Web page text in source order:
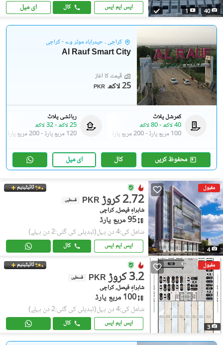
40
1 ایس ایم ایس کال ای میل
کراچی ۔ حیدرآباد موٹر وے - کراچی
Al Rauf Smart City
قیمت کا آغاز
PKR 25 لاکھ
کمرشل پلاٹ
40 لاکھ
-80 لاکھ
100 مربع یارڈ
-200 مربع یارڈ
رہائشی پلاٹ
25 لاکھ
-32 لاکھ
120 مربع یارڈ
-200 مربع یارڈ
محفوظ کریں کال ای میل
مقبول
4
ٹائیٹینیم
PKR 2.72 کروڑ قسطیں
شاہراہِ فیصل, کراچی
95 مربع یارڈ
شامل کی:4 دن پہل (تبدیلی کی گئی:2 دن پہلے)
ایس ایم ایس کال
مقبول
3
ٹائیٹینیم
PKR 3.2 کروڑ قسطیں
شاہراہِ فیصل, کراچی
100 مربع یارڈ
شامل کی:4 دن پہل (تبدیلی کی گئی:2 دن پہلے)
ایس ایم ایس کال